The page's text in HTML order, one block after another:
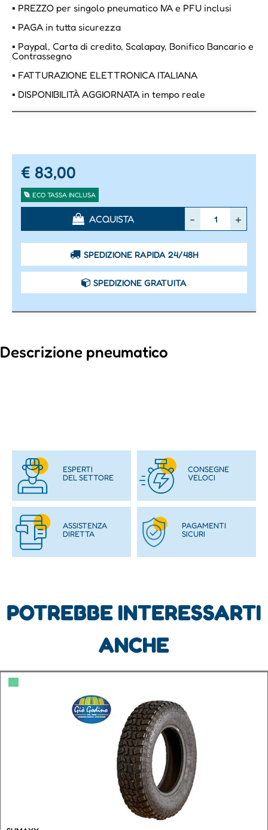
▪ PREZZO per singolo pneumatico IVA e PFU inclusi
▪ PAGA in tutta sicurezza
▪ Paypal, Carta di credito, Scalapay, Bonifico Bancario e
Contrassegno
▪ FATTURAZIONE ELETTRONICA ITALIANA
▪ DISPONIBILITÀ AGGIORNATA in tempo reale
€ 83,00
ECO TASSA INCLUSA
ACQUISTA
SPEDIZIONE RAPIDA 24/48H
SPEDIZIONE GRATUITA
Descrizione pneumatico
ESPERTI
DEL SETTORE
CONSEGNE
VELOCI
ASSISTENZA
DIRETTA
PAGAMENTI
SICURI
POTREBBE INTERESSARTI
ANCHE
▀